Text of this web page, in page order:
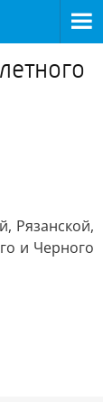
Рязанской,
и Черного